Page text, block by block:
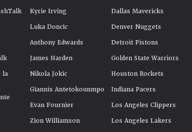
la
Kyrie Irving
Luka Doncic
Anthony Edwards
James Harden
Nikola Jokic
Giannis Antetokounmpo
Evan Fournier
Zion Williamson
Dallas Mavericks
Denver Nuggets
Detroit Pistons
Golden State Warriors
Houston Rockets
Indiana Pacers
Los Angeles Clippers
Los Angeles Lakers